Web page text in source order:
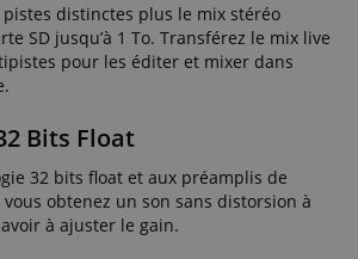
pistes distinctes plus le mix stéréo
SD jusqu’à 1 To. Transférez le mix live
pour les éditer et mixer dans
Bits Float
32 bits float et aux préamplis de
obtenez un son sans distorsion à
à ajuster le gain.